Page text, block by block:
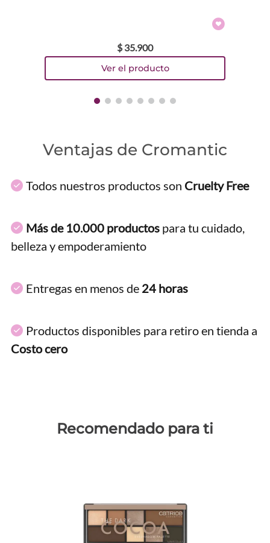
$ 35.900
Ventajas de Cromantic
Todos nuestros productos son Cruelty Free
Más de 10.000 productos para tu cuidado,
belleza y empoderamiento
Entregas en menos de 24 horas
Productos disponibles para retiro en tienda a
Costo cero
Recomendado para ti